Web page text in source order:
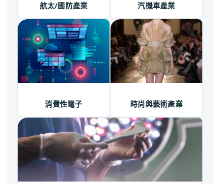
航太/國防產業 汽機車產業
消費性電子 時尚與藝術產業